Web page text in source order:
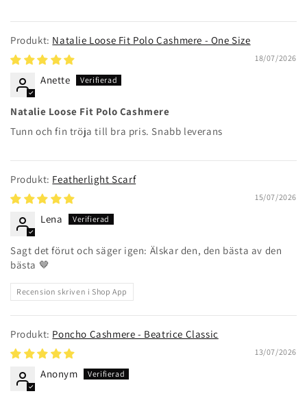
Natalie Loose Fit Polo Cashmere - One Size
18/07/2026
Anette
Natalie Loose Fit Polo Cashmere
Tunn och fin tröja till bra pris. Snabb leverans
Featherlight Scarf
15/07/2026
Lena
Sagt det förut och säger igen: Älskar den, den bästa av den
bästa 🤎
Recension skriven i Shop App
Poncho Cashmere - Beatrice Classic
13/07/2026
Anonym